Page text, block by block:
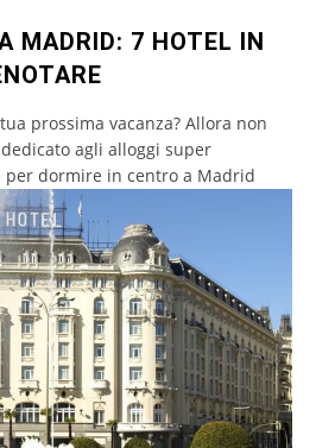
MADRID: 7 HOTEL IN
prossima vacanza? Allora non
agli alloggi super
dormire in centro a Madrid